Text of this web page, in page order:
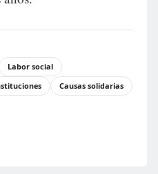
Labor social
Causas solidarias